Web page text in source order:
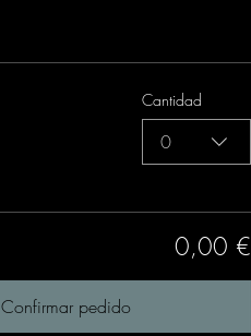
Cantidad
0
0,00 €
Confirmar pedido